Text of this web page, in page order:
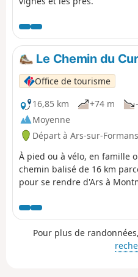
Le Chemin du
Office de tourisme
16,85 km
+74 m
Moyenne
Départ à Ars-sur-
À pied ou à vélo, en famille
chemin balisé de 16 km
pour se rendre d'Ars à
laissez vous séduire, le
charmants villages de
faire un petit détour au-
Cibeins, Château de
Pour plus de